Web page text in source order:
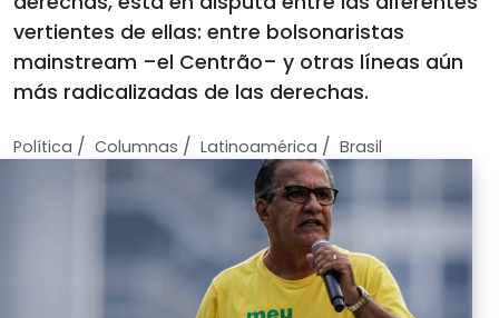
vertientes de ellas: entre bolsonaristas
mainstream –el Centrão– y otras líneas aún
más radicalizadas de las derechas.
Política / Columnas / Latinoamérica / Brasil